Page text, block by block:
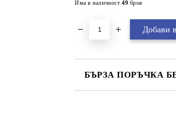
Има в наличност 49 броя
БЪРЗА ПОРЪЧКА